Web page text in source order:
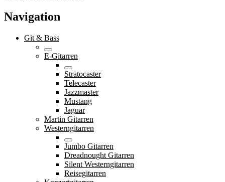
Navigation
Git & Bass
E-Gitarren
Stratocaster
Telecaster
Jazzmaster
Mustang
Jaguar
Martin Gitarren
Westerngitarren
Jumbo Gitarren
Dreadnought Gitarren
Silent Westerngitarren
Reisegitarren